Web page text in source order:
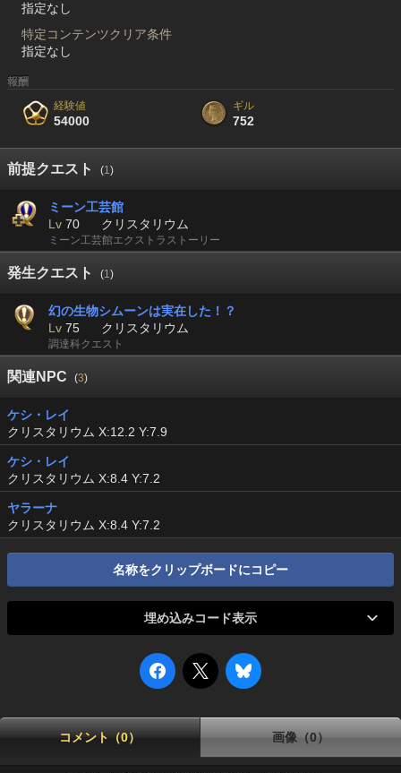
指定なし
特定コンテンツクリア条件
指定なし
報酬
経験値
54000
ギル
752
前提クエスト (1)
ミーン工芸館
Lv 70 クリスタリウム
ミーン工芸館エクストラストーリー
発生クエスト (1)
幻の生物シムーンは実在した！？
Lv 75 クリスタリウム
調達科クエスト
関連NPC (3)
ケシ・レイ
クリスタリウム X:12.2 Y:7.9
ケシ・レイ
クリスタリウム X:8.4 Y:7.2
ヤラーナ
クリスタリウム X:8.4 Y:7.2
名称をクリップボードにコピー
埋め込みコード表示
コメント（0） 画像（0）